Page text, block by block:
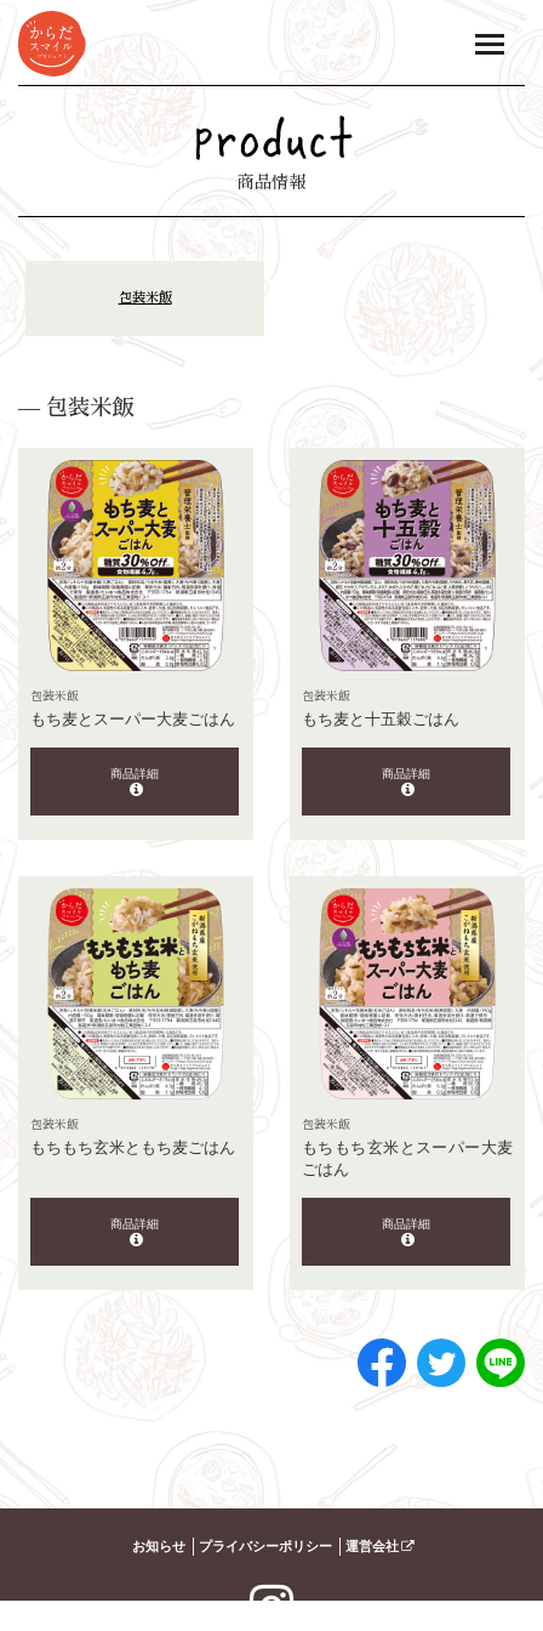
toggle
商品情報
包装米飯
— 包装米飯
包装米飯
もち麦とスーパー大麦ごはん
商品詳細
包装米飯
もち麦と十五穀ごはん
商品詳細
包装米飯
もちもち玄米ともち麦ごはん
商品詳細
包装米飯
もちもち玄米とスーパー大麦
ごはん
商品詳細
お知らせ プライバシーポリシー 運営会社